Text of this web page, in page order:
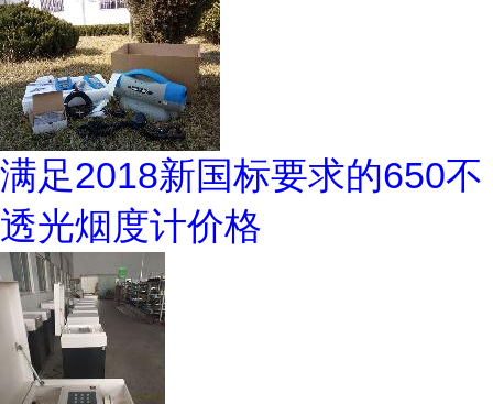
满足2018新国标要求的650不
透光烟度计价格